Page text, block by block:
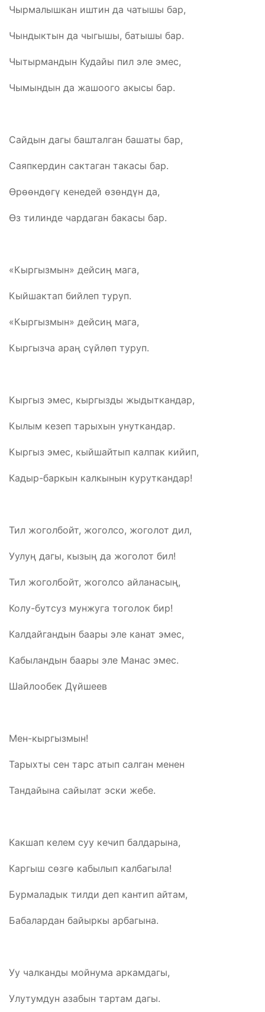
Чырмалышкан иштин да чатышы бар,
Чындыктын да чыгышы, батышы бар.
Чытырмандын Кудайы пил эле эмес,
Чымындын да жашоого акысы бар.
Сайдын дагы башталган башаты бар,
Саяпкердин сактаган такасы бар.
Өрөөндөгү кенедей өзөндүн да,
Өз тилинде чардаган бакасы бар.
«Кыргызмын» дейсиң мага,
Кыйшактап бийлеп туруп.
«Кыргызмын» дейсиң мага,
Кыргызча араң сүйлөп туруп.
Кыргыз эмес, кыргызды жыдыткандар,
Кылым кезеп тарыхын унуткандар.
Кыргыз эмес, кыйшайтып калпак кийип,
Кадыр-баркын калкынын куруткандар!
Тил жоголбойт, жоголсо, жоголот дил,
Уулуң дагы, кызың да жоголот бил!
Тил жоголбойт, жоголсо айланасың,
Колу-бутсуз мунжуга тоголок бир!
Калдайгандын баары эле канат эмес,
Кабыландын баары эле Манас эмес.
Шайлообек Дүйшеев
Мен-кыргызмын!
Тарыхты сен тарс атып салган менен
Тандайына сайылат эски жебе.
Какшап келем суу кечип балдарына,
Каргыш сөзгө кабылып калбагыла!
Бурмаладык тилди деп кантип айтам,
Бабалардан байыркы арбагына.
Уу чалканды мойнума аркамдагы,
Улутумдун азабын тартам дагы.